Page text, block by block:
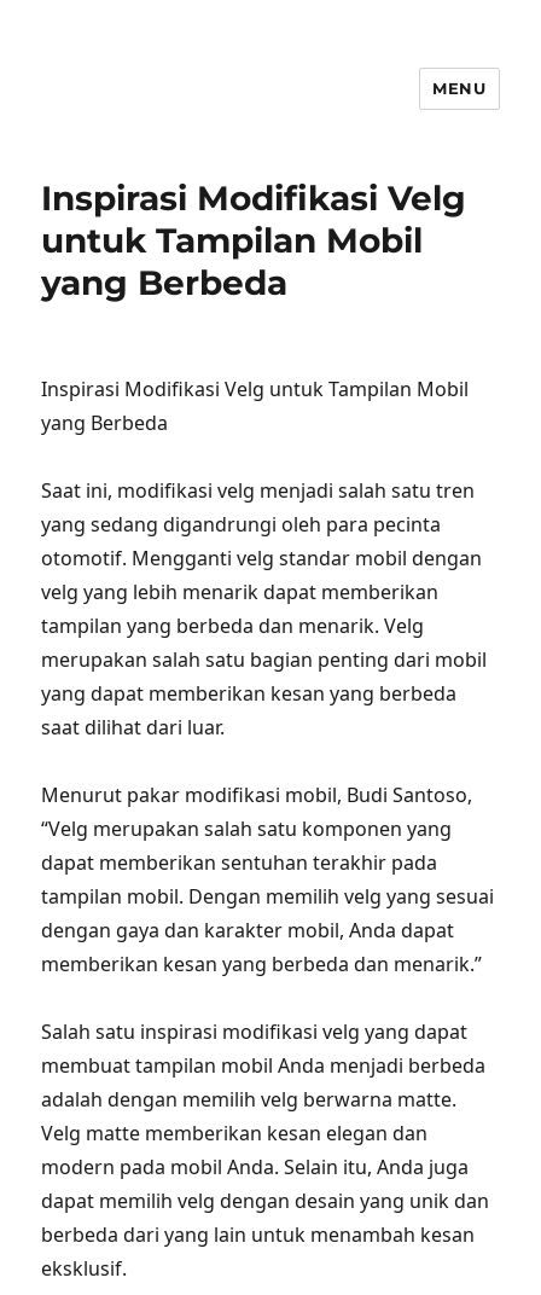
MENU
Inspirasi Modifikasi Velg
untuk Tampilan Mobil
yang Berbeda
Inspirasi Modifikasi Velg untuk Tampilan Mobil
yang Berbeda
Saat ini, modifikasi velg menjadi salah satu tren
yang sedang digandrungi oleh para pecinta
otomotif. Mengganti velg standar mobil dengan
velg yang lebih menarik dapat memberikan
tampilan yang berbeda dan menarik. Velg
merupakan salah satu bagian penting dari mobil
yang dapat memberikan kesan yang berbeda
saat dilihat dari luar.
Menurut pakar modifikasi mobil, Budi Santoso,
“Velg merupakan salah satu komponen yang
dapat memberikan sentuhan terakhir pada
tampilan mobil. Dengan memilih velg yang sesuai
dengan gaya dan karakter mobil, Anda dapat
memberikan kesan yang berbeda dan menarik.”
Salah satu inspirasi modifikasi velg yang dapat
membuat tampilan mobil Anda menjadi berbeda
adalah dengan memilih velg berwarna matte.
Velg matte memberikan kesan elegan dan
modern pada mobil Anda. Selain itu, Anda juga
dapat memilih velg dengan desain yang unik dan
berbeda dari yang lain untuk menambah kesan
eksklusif.